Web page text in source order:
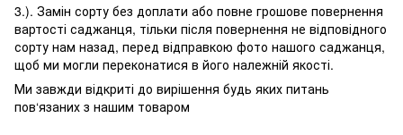
3.). Замін сорту без доплати або повне грошове повернення
вартості саджанця, тільки після повернення не відповідного
сорту нам назад, перед відправкою фото нашого саджанця,
щоб ми могли переконатися в його належній якості.
Ми завжди відкриті до вирішення будь яких питань
пов‘язаних з нашим товаром